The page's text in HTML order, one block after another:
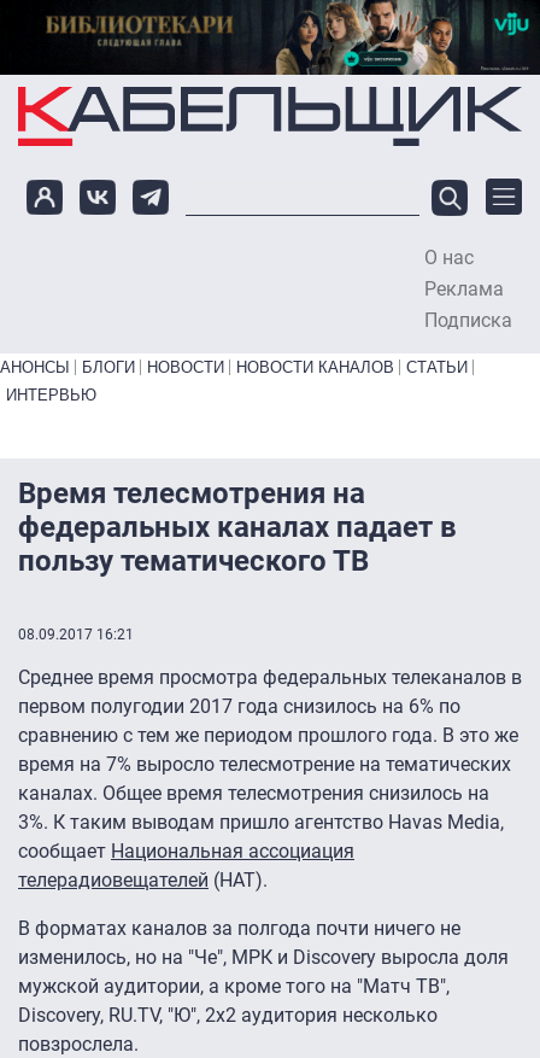
Перейти к основному содержанию
О нас
Реклама
Подписка
Primary links bottom
АНОНСЫ БЛОГИ НОВОСТИ НОВОСТИ КАНАЛОВ
СТАТЬИ
ИНТЕРВЬЮ
Время телесмотрения на
федеральных каналах падает в
пользу тематического ТВ
08.09.2017 16:21
Среднее время просмотра федеральных телеканалов в
первом полугодии 2017 года снизилось на 6% по
сравнению с тем же периодом прошлого года. В это же
время на 7% выросло телесмотрение на тематических
каналах. Общее время телесмотрения снизилось на
3%. К таким выводам пришло агентство Havas Media,
сообщает Национальная ассоциация
телерадиовещателей (НАТ).
В форматах каналов за полгода почти ничего не
изменилось, но на "Че", МРК и Discovery выросла доля
мужской аудитории, а кроме того на "Матч ТВ",
Discovery, RU.TV, "Ю", 2х2 аудитория несколько
повзрослела.